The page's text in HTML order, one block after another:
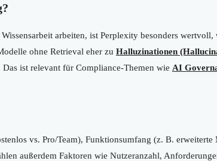
arbeiten, ist Perplexity besonders
ohne Retrieval eher zu Halluzinationen
ist relevant für Compliance-Themen wie AI
vs. Pro/Team), Funktionsumfang (z. B.
außerdem Faktoren wie Nutzeranzahl,